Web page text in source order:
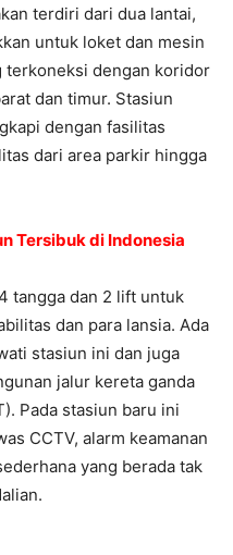
terdiri dari dua lantai,
untuk loket dan mesin
terkoneksi dengan koridor
dan timur. Stasiun
dengan fasilitas
dari area parkir hingga
Tersibuk di Indonesia
tangga dan 2 lift untuk
dan para lansia. Ada
stasiun ini dan juga
jalur kereta ganda
Pada stasiun baru ini
CCTV, alarm keamanan
yang berada tak